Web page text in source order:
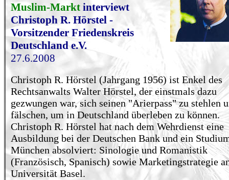
Muslim-Markt interviewt
Christoph R. Hörstel -
Vorsitzender Friedenskreis
Deutschland e.V.
27.6.2008
Christoph R. Hörstel (Jahrgang 1956) ist Enkel des
Rechtsanwalts Walter Hörstel, der einstmals dazu
gezwungen war, sich seinen "Arierpass" zu stehlen
fälschen, um in Deutschland überleben zu können.
Christoph R. Hörstel hat nach dem Wehrdienst eine
Ausbildung bei der Deutschen Bank und ein
München absolviert: Sinologie und Romanistik
(Französisch, Spanisch) sowie Marketingstrategie
Universität Basel.